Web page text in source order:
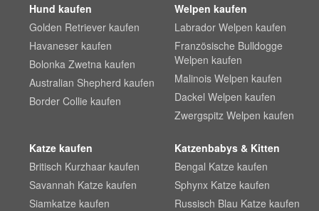
Hund kaufen
Golden Retriever kaufen
Havaneser kaufen
Bolonka Zwetna kaufen
Australian Shepherd kaufen
Border Collie kaufen
Welpen kaufen
Labrador Welpen kaufen
Französische Bulldogge
Welpen kaufen
Malinois Welpen kaufen
Dackel Welpen kaufen
Zwergspitz Welpen kaufen
Katze kaufen
Britisch Kurzhaar kaufen
Savannah Katze kaufen
Siamkatze kaufen
Katzenbabys & Kitten
Bengal Katze kaufen
Sphynx Katze kaufen
Russisch Blau Katze kaufen